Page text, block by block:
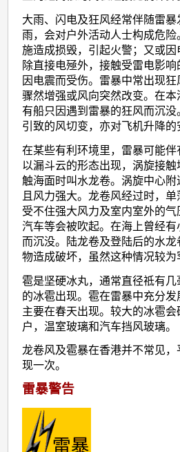
大雨、闪电及狂风经常伴随雷
雨，会对户外活动人士构成危
施造成损毁，引起火警；又或因
除直接电殛外，接触受雷电影
因电震而受伤。雷暴中常出现
骤然增强或风向突然改变。在
有船只因遇到雷暴的狂风而沉
引致的风切变，亦对飞机升降的
在某些有利环境里，雷暴可能伴
以漏斗云的形态出现，涡旋接
触海面时叫水龙卷。涡旋中心
且风力强大。龙卷风经过时，
受不住强大风力及室内室外的
汽车等会被吹起。在海上曾经
而沉没。陆龙卷及登陆后的水
物造成破坏，虽然这种情况较为
雹是坚硬冰丸，通常直径祗有
的冰雹出现。雹在雷暴中充分发
主要在春天出现。较大的冰雹
户，温室玻璃和汽车挡风玻璃。
龙卷风及雹暴在香港并不常见
现一次。
雷暴警告